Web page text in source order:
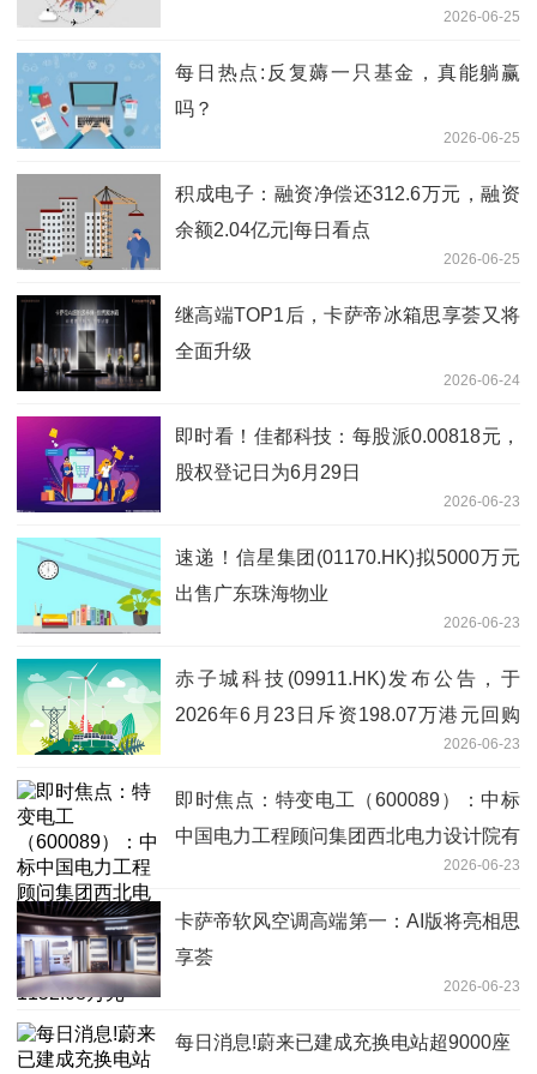
2026-06-25
每日热点:反复薅一只基金，真能躺赢
吗？
2026-06-25
积成电子：融资净偿还312.6万元，融资
余额2.04亿元|每日看点
2026-06-25
继高端TOP1后，卡萨帝冰箱思享荟又将
全面升级
2026-06-24
即时看！佳都科技：每股派0.00818元，
股权登记日为6月29日
2026-06-23
速递！信星集团(01170.HK)拟5000万元
出售广东珠海物业
2026-06-23
赤子城科技(09911.HK)发布公告，于
2026年6月23日斥资198.07万港元回购
2026-06-23
即时焦点：特变电工（600089）：中标
中国电力工程顾问集团西北电力设计院有
限公司采购项目，中标金额为1152.08万
元
2026-06-23
卡萨帝软风空调高端第一：AI版将亮相思
享荟
2026-06-23
每日消息!蔚来已建成充换电站超9000座